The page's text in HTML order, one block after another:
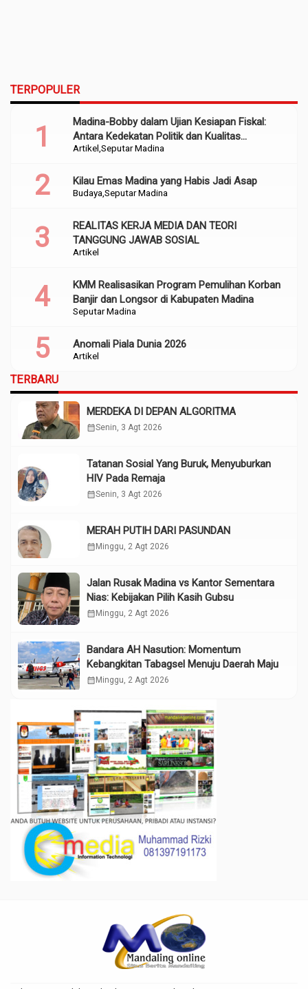
TERPOPULER
Artikel Seputar Madina
Madina-Bobby dalam Ujian Kesiapan Fiskal:
Antara Kedekatan Politik dan Kualitas
Perencanaan
Budaya Seputar Madina
Kilau Emas Madina yang Habis Jadi Asap
Artikel
REALITAS KERJA MEDIA DAN TEORI
TANGGUNG JAWAB SOSIAL
Seputar Madina
KMM Realisasikan Program Pemulihan Korban
Banjir dan Longsor di Kabupaten Madina
Artikel
Anomali Piala Dunia 2026
TERBARU
MERDEKA DI DEPAN ALGORITMA
calendar_monthSenin, 3 Agt 2026
Tatanan Sosial Yang Buruk, Menyuburkan
HIV Pada Remaja
calendar_monthSenin, 3 Agt 2026
MERAH PUTIH DARI PASUNDAN
calendar_month Minggu, 2 Agt 2026
Jalan Rusak Madina vs Kantor Sementara
Nias: Kebijakan Pilih Kasih Gubsu
calendar_month Minggu, 2 Agt 2026
Bandara AH Nasution: Momentum
Kebangkitan Tabagsel Menuju Daerah Maju
calendar_month Minggu, 2 Agt 2026